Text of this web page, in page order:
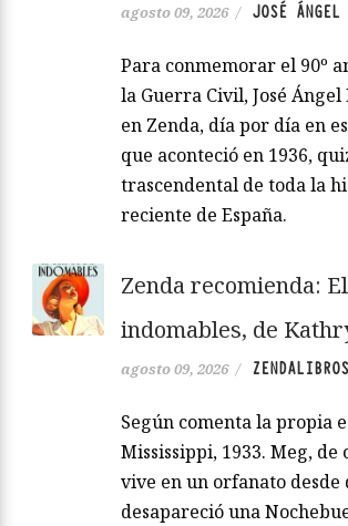
agosto 09, 2026 / JOSÉ ÁNGEL
Para conmemorar el 90º
la Guerra Civil, José
en Zenda, día por día en
que aconteció en 1936,
trascendental de toda la
reciente de España.
Zenda recomienda:
indomables, de
agosto 09, 2026 /
Según comenta la propia
Mississippi, 1933. Meg, de
vive en un orfanato desde
desapareció una